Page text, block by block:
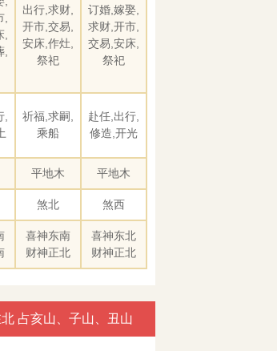
,
,
出行,求财,
开市,交易,
安床,作灶,
祭祀
订婚,嫁娶,
求财,开市,
交易,安床,
祭祀
,
祈福,求嗣,
乘船
赴任,出行,
修造,开光
平地木 平地木
煞北 煞西
喜神东南
财神正北
喜神东北
财神正北
占亥山、子山、丑山